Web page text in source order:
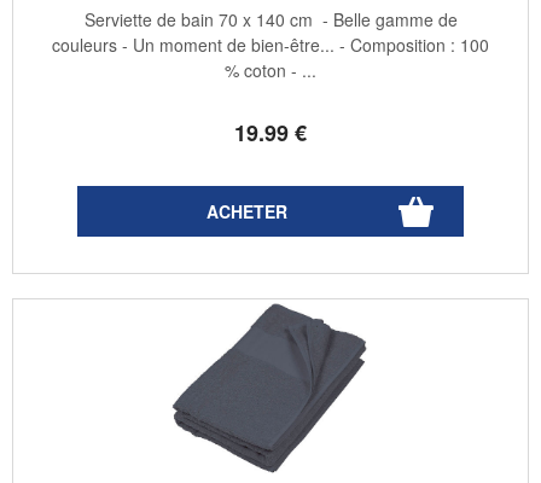
19.99€
Serviette de bain 70 x 140 cm - Belle gamme de
couleurs - Un moment de bien-être... - Composition : 100
% coton - ...